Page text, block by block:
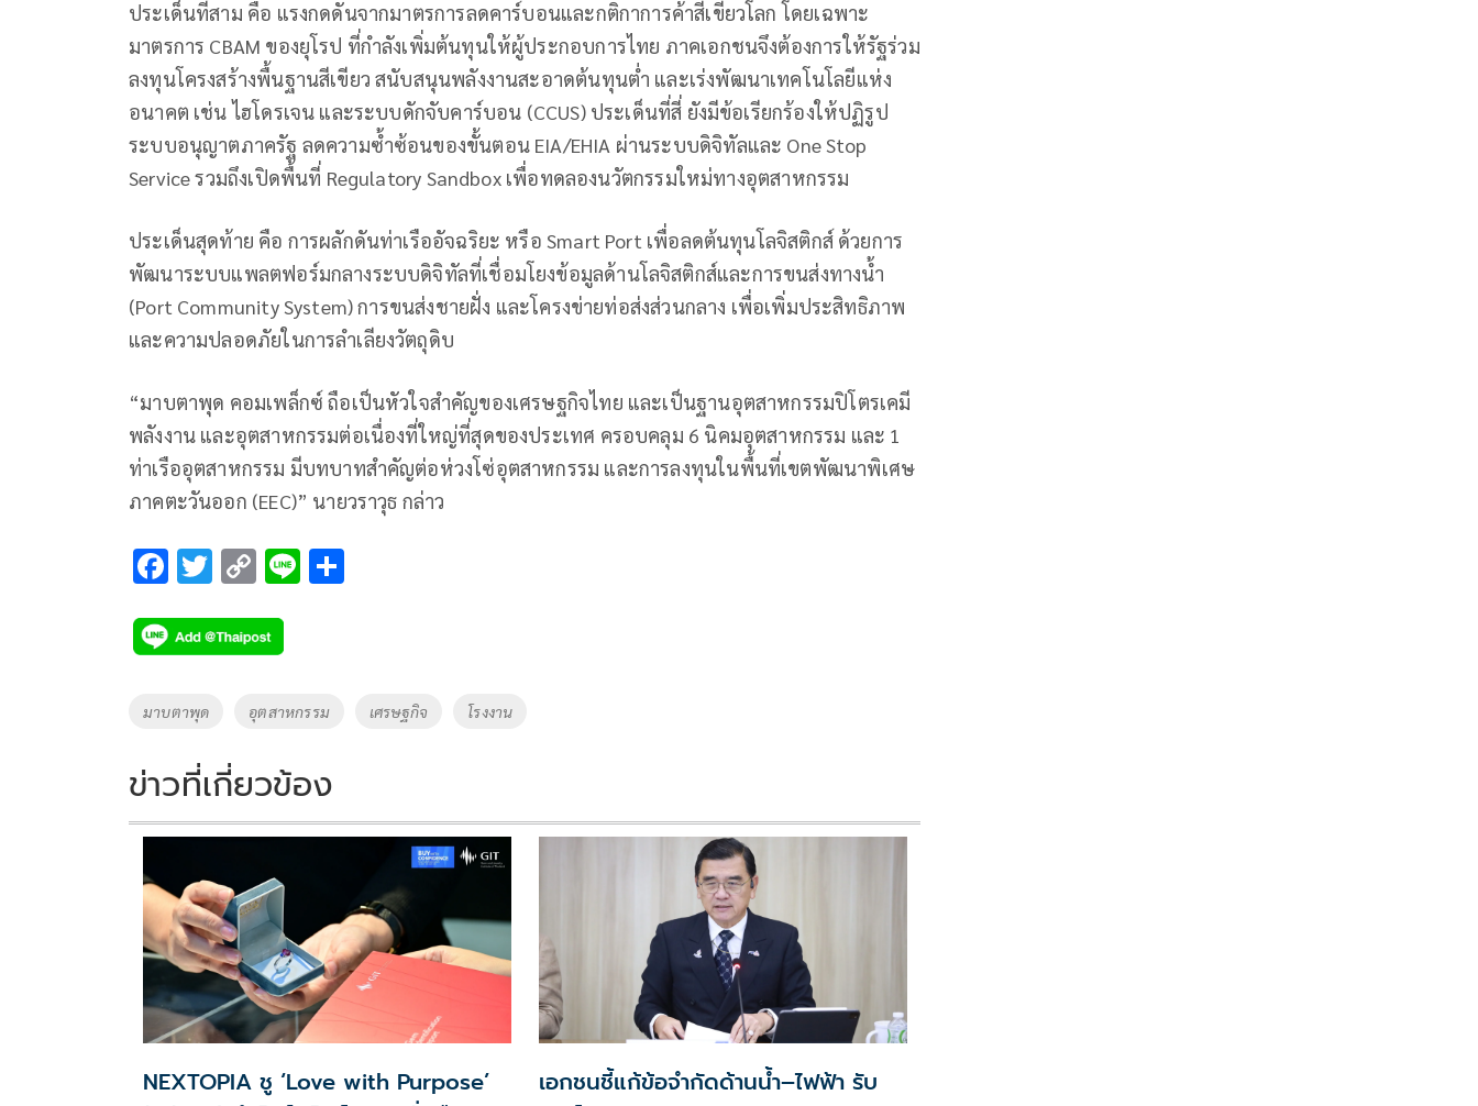
ประเด็นที่สาม คือ แรงกดดันจากมาตรการลดคาร์บอนและกติกาการค้าสีเขียวโลก โดยเฉพาะ
มาตรการ CBAM ของยุโรป ที่กำลังเพิ่มต้นทุนให้ผู้ประกอบการไทย ภาคเอกชนจึงต้องการให้รัฐร่วม
ลงทุนโครงสร้างพื้นฐานสีเขียว สนับสนุนพลังงานสะอาดต้นทุนต่ำ และเร่งพัฒนาเทคโนโลยีแห่ง
อนาคต เช่น ไฮโดรเจน และระบบดักจับคาร์บอน (CCUS) ประเด็นที่สี่ ยังมีข้อเรียกร้องให้ปฏิรูป
ระบบอนุญาตภาครัฐ ลดความซ้ำซ้อนของขั้นตอน EIA/EHIA ผ่านระบบดิจิทัลและ One Stop
Service รวมถึงเปิดพื้นที่ Regulatory Sandbox เพื่อทดลองนวัตกรรมใหม่ทางอุตสาหกรรม
ประเด็นสุดท้าย คือ การผลักดันท่าเรืออัจฉริยะ หรือ Smart Port เพื่อลดต้นทุนโลจิสติกส์ ด้วยการ
พัฒนาระบบแพลตฟอร์มกลางระบบดิจิทัลที่เชื่อมโยงข้อมูลด้านโลจิสติกส์และการขนส่งทางน้ำ
(Port Community System) การขนส่งชายฝั่ง และโครงข่ายท่อส่งส่วนกลาง เพื่อเพิ่มประสิทธิภาพ
และความปลอดภัยในการลำเลียงวัตถุดิบ
“มาบตาพุด คอมเพล็กซ์ ถือเป็นหัวใจสำคัญของเศรษฐกิจไทย และเป็นฐานอุตสาหกรรมปิโตรเคมี
พลังงาน และอุตสาหกรรมต่อเนื่องที่ใหญ่ที่สุดของประเทศ ครอบคลุม 6 นิคมอุตสาหกรรม และ 1
ท่าเรืออุตสาหกรรม มีบทบาทสำคัญต่อห่วงโซ่อุตสาหกรรม และการลงทุนในพื้นที่เขตพัฒนาพิเศษ
ภาคตะวันออก (EEC)” นายวราวุธ กล่าว
F
e
b
o
k
T
tt
er
C
p
y
Li
k
Li
Tags
มาบตาพุด อุตสาหกรรม เศรษฐกิจ โรงงาน
ข่าวที่เกี่ยวข้อง
NEXTOPIA ชู ‘Love with Purpose’
เอกชนชี้แก้ข้อจำกัดด้านน้ำ–ไฟฟ้า รับ